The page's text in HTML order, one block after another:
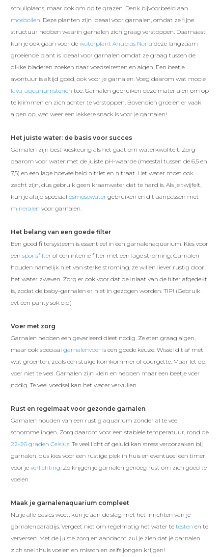
schuilplaats, maar ook om op te grazen. Denk bijvoorbeeld aan
mosbollen . Deze planten zijn ideaal voor garnalen, omdat ze fijne
structuur hebben waarin garnalen zich graag verstoppen. Daarnaast
kun je ook gaan voor dewaterplant Anubias Nana deze langzaam
groeiende plant is ideaal voor garnalen omdat ze graag tussen de
dikke bladeren zoeken naar voedselresten en algen. Een beetje
avontuur is altijd goed, ook voor je garnalen. Voeg daarom wat mooie
lava-aquariumstenen toe. Garnalen gebruiken deze materialen om op
te klimmen en zich achter te verstoppen. Bovendien groeien er vaak
algen op, wat weer een lekkere snack is voor je garnalen!
Het juiste water: de basis voor succes
Garnalen zijn best kieskeurig als het gaat om waterkwaliteit. Zorg
daarom voor water met de juiste pH-waarde (meestal tussen de 6,5 en
7,5) en een lage hoeveelheid nitriet en nitraat. Het water moet ook
zacht zijn, dus gebruik geen kraanwater dat te hard is. Als je twijfelt,
kun je altijd speciaalosmosewater gebruiken en dit aanpassen met
mineralen voor garnalen.
Het belang van een goede filter
Een goed filtersysteem is essentieel in een garnalenaquarium. Kies voor
eensponsfilter of een interne filter met een lage stroming. Garnalen
houden namelijk niet van sterke stroming, ze willen liever rustig door
het water zweven. Zorg er ook voor dat de inlaat van de filter afgedekt
is, zodat de baby-garnalen er niet in gezogen worden. TIP! (Gebruik
evt een panty sok oid)
Voer met zorg
Garnalen hebben een gevarieerd dieet nodig. Ze eten graag algen,
maar ook speciaalgarnalenvoer is een goede keuze. Wissel dit af met
wat groenten, zoals een stukje komkommer of courgette. Maar let op:
voer niet te veel. Garnalen zijn klein en hebben maar een beetje voer
nodig. Te veel voedsel kan het water vervuilen.
Rust en regelmaat voor gezonde garnalen
Garnalen houden van een rustig aquarium zonder al te veel
schommelingen. Zorg daarom voor een stabiele temperatuur, rond de
22-26 graden Celsius . Te veel licht of geluid kan stress veroorzaken bij
garnalen, dus kies voor een rustige plek in huis en eventueel een timer
voor jeverlichting . Zo krijgen je garnalen genoeg rust om zich goed te
voelen.
Maak je garnalenaquarium compleet
Nu je alle basics weet, kun je aan de slag met het inrichten van je
garnalenparadijs. Vergeet niet om regelmatig het water tetesten en te
verversen. Met de juiste zorg en aandacht zul je zien dat je garnalen
zich snel thuis voelen en misschien zelfs jongen krijgen!